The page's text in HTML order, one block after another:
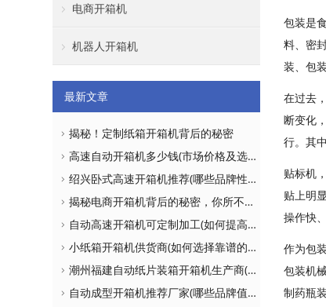
包装是
料、密
装、包
在过去
断变化
行。其
贴标机
贴上明
操作快
作为包
包装机
制药瓶
电商开箱机
机器人开箱机
最新文章
揭秘！定制纸箱开箱机背后的秘密
高速自动开箱机多少钱(市场价格及选购建议)
绍兴卧式高速开箱机推荐(哪些品牌性价比更高)
揭秘电商开箱机背后的秘密，你所不知道的真相！
自动高速开箱机可定制加工(如何提高生产效率)
小纸箱开箱机供货商(如何选择靠谱的供应商)
潮州福建自动纸片装箱开箱机生产商(如何选择更适合自己的设备)
自动成型开箱机推荐厂家(哪些品牌值得购买)